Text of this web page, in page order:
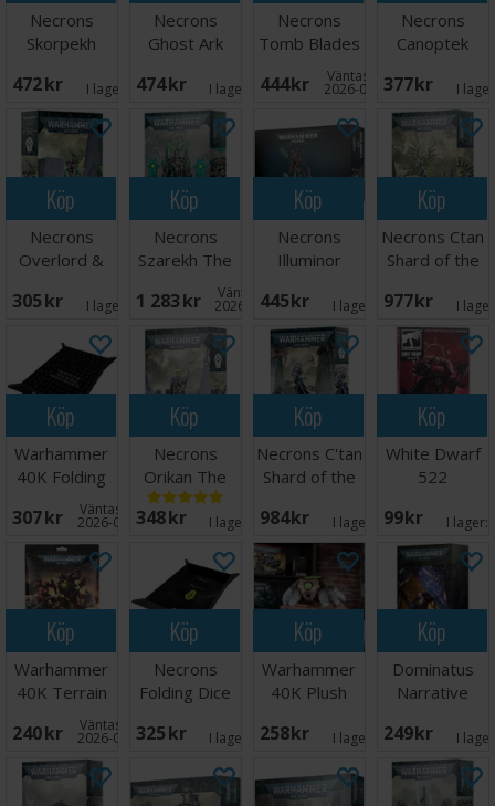
Necrons
Skorpekh
472 SEK I lager: 1
Necrons
Ghost Ark
474 SEK I lager: 5
Necrons
Tomb Blades
444 SEK Väntas in:
2026-08-19
Necrons
Canoptek
377 SEK I
Köp
Necrons
Overlord &
Shroud
305 SEK I lager:
Köp
Necrons
Szarekh The
Silent King
1 283 SEK Väntas in:
2026-08-31
Köp
Necrons
Illuminor
445 SEK I lager: 1
Köp
Necrons Ctan
Shard of the
977 SEK I
Köp
Warhammer
40K Folding
Dice Tray
307 SEK Väntas in:
2026-09-30
Köp
Necrons
Orikan The
Diviner
348 SEK I lager: 2
Köp
Necrons C'tan
Shard of the
984 SEK I lager: 8
Köp
White Dwarf
522
99 SEK I lager:
Köp
Warhammer
40K Terrain
Area Set
240 SEK Väntas in:
2026-08-31
Köp
Necrons
Folding Dice
325 SEK I lager: 3
Köp
Warhammer
40K Plush
Scarab
258 SEK I lager: 1
Köp
Dominatus
Narrative
Deck
249 SEK I